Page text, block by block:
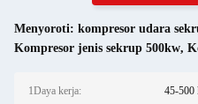
Menyoroti: kompresor udara
Kompresor jenis sekrup 500kw,
1Daya kerja: 45-500